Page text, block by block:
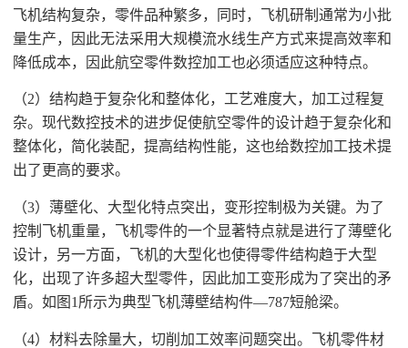
飞机结构复杂，零件品种繁多，同时，飞机研制通常为小批
量生产，因此无法采用大规模流水线生产方式来提高效率和
降低成本，因此航空零件数控加工也必须适应这种特点。
（2）结构趋于复杂化和整体化，工艺难度大，加工过程复
杂。现代数控技术的进步促使航空零件的设计趋于复杂化和
整体化，简化装配，提高结构性能，这也给数控加工技术提
出了更高的要求。
（3）薄壁化、大型化特点突出，变形控制极为关键。为了
控制飞机重量，飞机零件的一个显著特点就是进行了薄壁化
设计，另一方面，飞机的大型化也使得零件结构趋于大型
化，出现了许多超大型零件，因此加工变形成为了突出的矛
盾。如图1所示为典型飞机薄壁结构件—787短舱梁。
（4）材料去除量大，切削加工效率问题突出。飞机零件材